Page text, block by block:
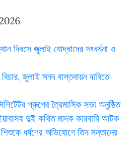
দিবসে জুলাই যোদ্ধাদের সংবর্ধনা ও
জুলাই সনদ বাস্তবায়ন দাবিতে
গ্রুপের ত্রৈমাসিক সভা অনুষ্ঠিত
দুই কথিত মাদক কারবারি আটক
ধর্ষণের অভিযোগে তিন সন্তানের